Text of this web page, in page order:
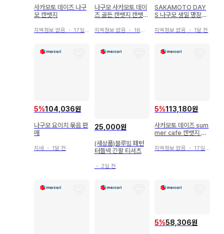
사카모토 데이즈 나구
모 캔뱃지
지역정보 없음 ・ 17일 전
나구모 사카모토 데이
즈 골든 캔뱃지 캔뱃지
S
지역정보 없음 ・ 16일 전
SAKAMOTO DAY
S 나구모 생일 명장면
지역정보 없음 ・ 1달 전
5%104,036원
나구모 요이치 묶음 판
매
지바 ・ 1달 전
25,000원
(새상품)블루밍 패턴
터틀넥 긴팔 티셔츠
・ 2일 전
5%113,180원
사카모토 데이즈 sum
mer cafe 캔뱃지 나
지역정보 없음 ・ 17일 전
5%58,306원